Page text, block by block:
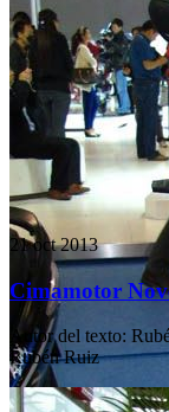
21 oct 2013
Cimamotor
Autor del texto:
Rubén Ruiz